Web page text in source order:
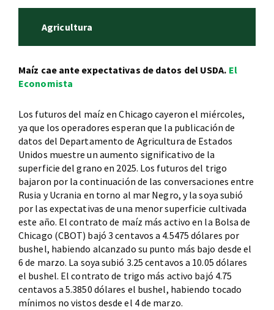
Agricultura
Maíz cae ante expectativas de datos del USDA. El
Economista
Los futuros del maíz en Chicago cayeron el miércoles,
ya que los operadores esperan que la publicación de
datos del Departamento de Agricultura de Estados
Unidos muestre un aumento significativo de la
superficie del grano en 2025. Los futuros del trigo
bajaron por la continuación de las conversaciones entre
Rusia y Ucrania en torno al mar Negro, y la soya subió
por las expectativas de una menor superficie cultivada
este año. El contrato de maíz más activo en la Bolsa de
Chicago (CBOT) bajó 3 centavos a 4.5475 dólares por
bushel, habiendo alcanzado su punto más bajo desde el
6 de marzo. La soya subió 3.25 centavos a 10.05 dólares
el bushel. El contrato de trigo más activo bajó 4.75
centavos a 5.3850 dólares el bushel, habiendo tocado
mínimos no vistos desde el 4 de marzo.